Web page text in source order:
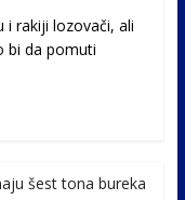
i rakiji lozovači, ali
bi da pomuti
šest tona bureka